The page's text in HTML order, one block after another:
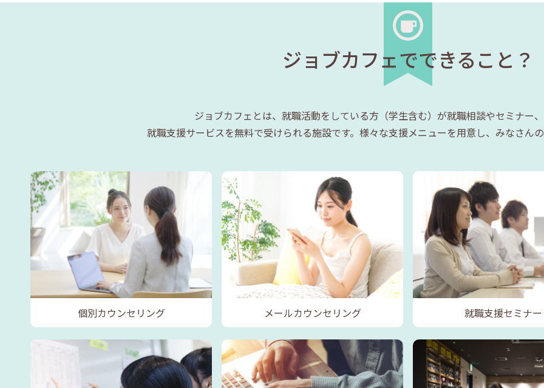
ジョブカフェでできること？
ジョブカフェとは、就職活動をしている方（学生含む）が就職相談やセミナー
就職支援サービスを無料で受けられる施設です。様々な支援メニューを用意し、みなさん
個別カウンセリング メールカウンセリング 就職支援セミナー